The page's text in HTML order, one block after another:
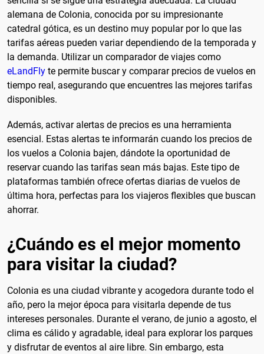
alemana de Colonia, conocida por su impresionante
catedral gótica, es un destino muy popular por lo que las
tarifas aéreas pueden variar dependiendo de la temporada y
la demanda. Utilizar un comparador de viajes como
eLandFly te permite buscar y comparar precios de vuelos en
tiempo real, asegurando que encuentres las mejores tarifas
disponibles.
Además, activar alertas de precios es una herramienta
esencial. Estas alertas te informarán cuando los precios de
los vuelos a Colonia bajen, dándote la oportunidad de
reservar cuando las tarifas sean más bajas. Este tipo de
plataformas también ofrece ofertas diarias de vuelos de
última hora, perfectas para los viajeros flexibles que buscan
ahorrar.
¿Cuándo es el mejor momento
para visitar la ciudad?
Colonia es una ciudad vibrante y acogedora durante todo el
año, pero la mejor época para visitarla depende de tus
intereses personales. Durante el verano, de junio a agosto, el
clima es cálido y agradable, ideal para explorar los parques
y disfrutar de eventos al aire libre. Sin embargo, esta